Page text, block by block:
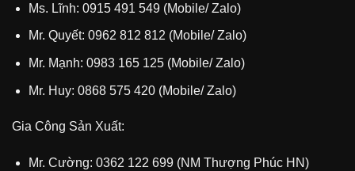
Ms. Lĩnh: 0915 491 549 (Mobile/ Zalo)
Mr. Quyết: 0962 812 812 (Mobile/ Zalo)
Mr. Mạnh: 0983 165 125 (Mobile/ Zalo)
Mr. Huy: 0868 575 420 (Mobile/ Zalo)
Gia Công Sản Xuất:
Mr. Cường: 0362 122 699 (NM Thượng Phúc HN)